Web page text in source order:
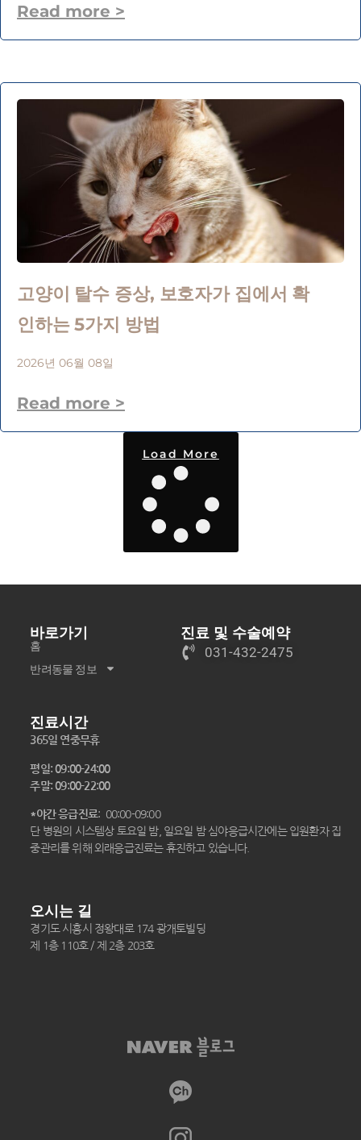
Read more >
고양이 탈수 증상, 보호자가 집에서 확
인하는 5가지 방법
2026년 06월 08일
Read more >
Load More
바로가기
홈
반려동물 정보
진료 및 수술예약
031-432-2475
진료시간
365일 연중무휴
평일: 09:00-24:00
주말: 09:00-22:00
*야간 응급진료: 00:00-09:00
단 병원의 시스템상 토요일 밤, 일요일 밤 심야응급시간에는 입원환자 집
중관리를 위해 외래응급진료는 휴진하고 있습니다.
오시는 길
경기도 시흥시 정왕대로 174 광개토빌딩
제 1층 110호 / 제 2층 203호